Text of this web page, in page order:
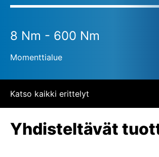
8 Nm - 600 Nm
Momenttialue
Katso kaikki erittelyt
Yhdisteltävät